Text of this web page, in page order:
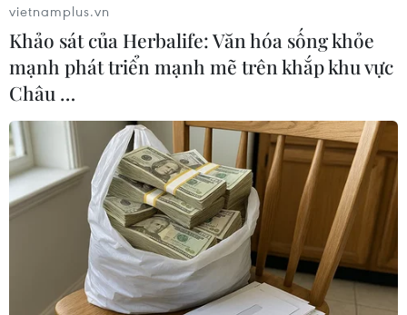
#COVID-19 #TC MOTOR
#doanh số bán hàng
#Hyundai Accent
#hatchback #tạm dừng hoạt động
Theo dõi VietnamPlus
TIN LIÊN QUAN
vietnamplus.vn
Khảo sát của Herbalife: Văn hóa sống khỏe
mạnh phát triển mạnh mẽ trên khắp khu vực
Châu …